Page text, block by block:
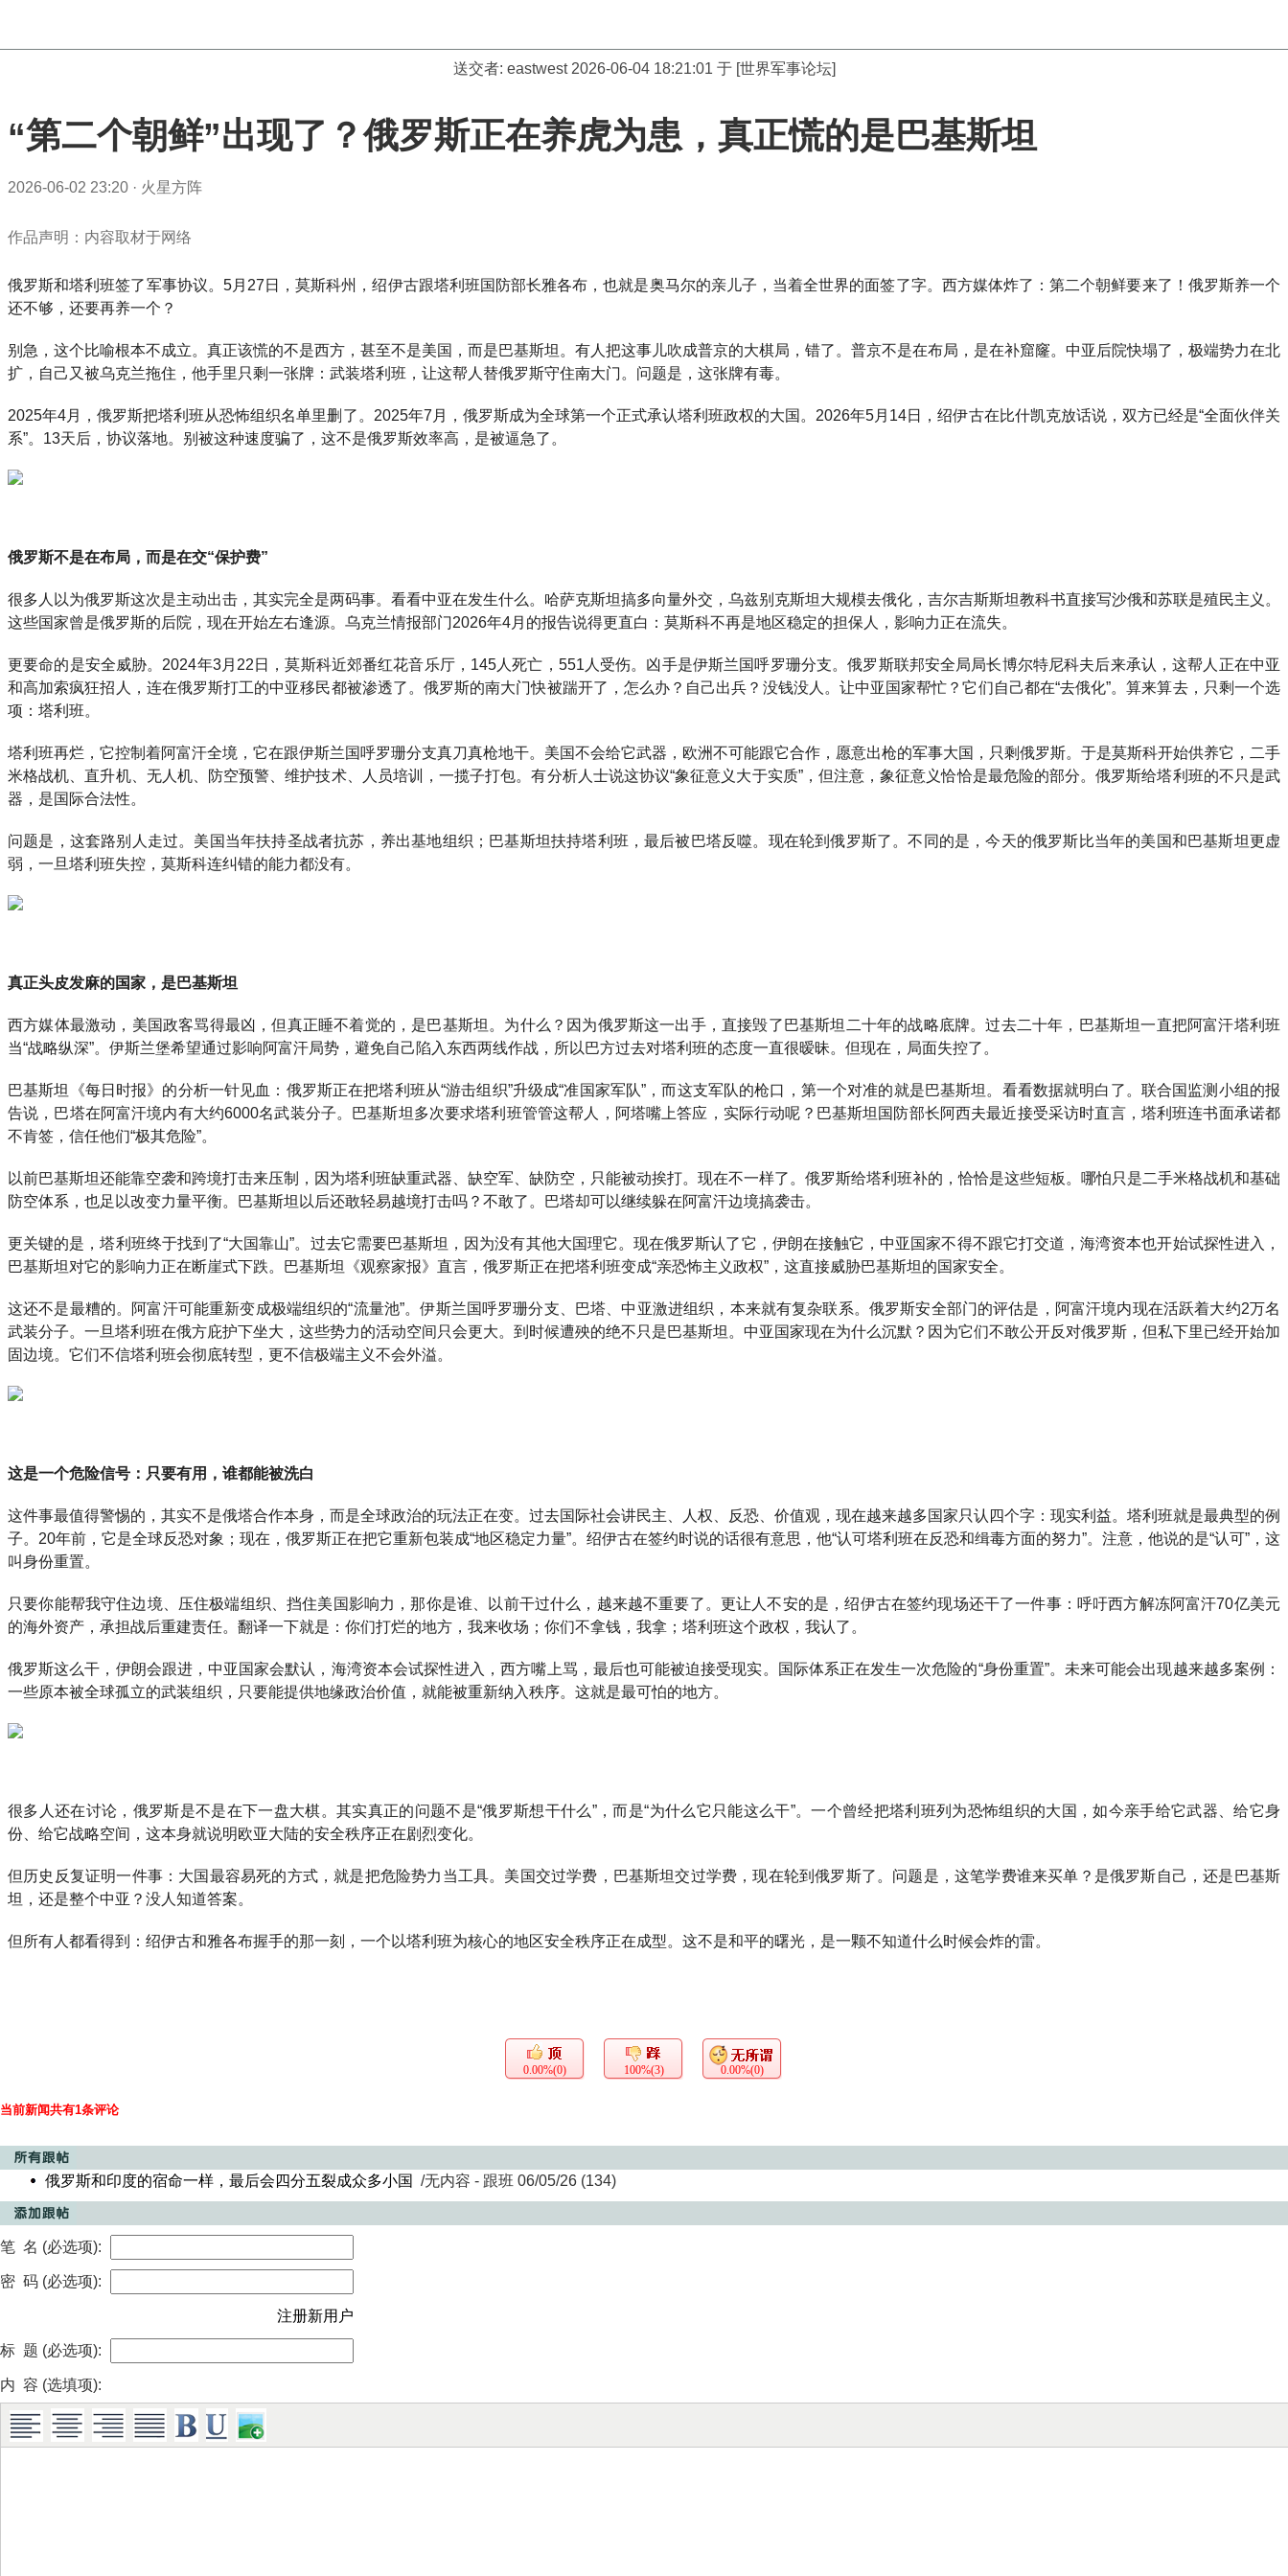
送交者: eastwest2026-06-04 18:21:01 于 [世界军事论坛]
“第二个朝鲜”出现了？俄罗斯正在养虎为患，真正慌的是巴基斯坦
2026-06-02 23:20 · 火星方阵
作品声明：内容取材于网络
俄罗斯和塔利班签了军事协议。5月27日，莫斯科州，绍伊古跟塔利班国防部长雅各布，也就是奥马尔的亲儿子，当着全世界的面签了字。西方媒体炸了：第二个朝鲜要来了！俄罗斯养一个
还不够，还要再养一个？
别急，这个比喻根本不成立。真正该慌的不是西方，甚至不是美国，而是巴基斯坦。有人把这事儿吹成普京的大棋局，错了。普京不是在布局，是在补窟窿。中亚后院快塌了，极端势力在北
扩，自己又被乌克兰拖住，他手里只剩一张牌：武装塔利班，让这帮人替俄罗斯守住南大门。问题是，这张牌有毒。
2025年4月，俄罗斯把塔利班从恐怖组织名单里删了。2025年7月，俄罗斯成为全球第一个正式承认塔利班政权的大国。2026年5月14日，绍伊古在比什凯克放话说，双方已经是“全面伙伴关
系”。13天后，协议落地。别被这种速度骗了，这不是俄罗斯效率高，是被逼急了。
俄罗斯不是在布局，而是在交“保护费”
很多人以为俄罗斯这次是主动出击，其实完全是两码事。看看中亚在发生什么。哈萨克斯坦搞多向量外交，乌兹别克斯坦大规模去俄化，吉尔吉斯斯坦教科书直接写沙俄和苏联是殖民主义。
这些国家曾是俄罗斯的后院，现在开始左右逢源。乌克兰情报部门2026年4月的报告说得更直白：莫斯科不再是地区稳定的担保人，影响力正在流失。
更要命的是安全威胁。2024年3月22日，莫斯科近郊番红花音乐厅，145人死亡，551人受伤。凶手是伊斯兰国呼罗珊分支。俄罗斯联邦安全局局长博尔特尼科夫后来承认，这帮人正在中亚
和高加索疯狂招人，连在俄罗斯打工的中亚移民都被渗透了。俄罗斯的南大门快被踹开了，怎么办？自己出兵？没钱没人。让中亚国家帮忙？它们自己都在“去俄化”。算来算去，只剩一个选
项：塔利班。
塔利班再烂，它控制着阿富汗全境，它在跟伊斯兰国呼罗珊分支真刀真枪地干。美国不会给它武器，欧洲不可能跟它合作，愿意出枪的军事大国，只剩俄罗斯。于是莫斯科开始供养它，二手
米格战机、直升机、无人机、防空预警、维护技术、人员培训，一揽子打包。有分析人士说这协议“象征意义大于实质”，但注意，象征意义恰恰是最危险的部分。俄罗斯给塔利班的不只是武
器，是国际合法性。
问题是，这套路别人走过。美国当年扶持圣战者抗苏，养出基地组织；巴基斯坦扶持塔利班，最后被巴塔反噬。现在轮到俄罗斯了。不同的是，今天的俄罗斯比当年的美国和巴基斯坦更虚
弱，一旦塔利班失控，莫斯科连纠错的能力都没有。
真正头皮发麻的国家，是巴基斯坦
西方媒体最激动，美国政客骂得最凶，但真正睡不着觉的，是巴基斯坦。为什么？因为俄罗斯这一出手，直接毁了巴基斯坦二十年的战略底牌。过去二十年，巴基斯坦一直把阿富汗塔利班
当“战略纵深”。伊斯兰堡希望通过影响阿富汗局势，避免自己陷入东西两线作战，所以巴方过去对塔利班的态度一直很暧昧。但现在，局面失控了。
巴基斯坦《每日时报》的分析一针见血：俄罗斯正在把塔利班从“游击组织”升级成“准国家军队”，而这支军队的枪口，第一个对准的就是巴基斯坦。看看数据就明白了。联合国监测小组的报
告说，巴塔在阿富汗境内有大约6000名武装分子。巴基斯坦多次要求塔利班管管这帮人，阿塔嘴上答应，实际行动呢？巴基斯坦国防部长阿西夫最近接受采访时直言，塔利班连书面承诺都
不肯签，信任他们“极其危险”。
以前巴基斯坦还能靠空袭和跨境打击来压制，因为塔利班缺重武器、缺空军、缺防空，只能被动挨打。现在不一样了。俄罗斯给塔利班补的，恰恰是这些短板。哪怕只是二手米格战机和基础
防空体系，也足以改变力量平衡。巴基斯坦以后还敢轻易越境打击吗？不敢了。巴塔却可以继续躲在阿富汗边境搞袭击。
更关键的是，塔利班终于找到了“大国靠山”。过去它需要巴基斯坦，因为没有其他大国理它。现在俄罗斯认了它，伊朗在接触它，中亚国家不得不跟它打交道，海湾资本也开始试探性进入，
巴基斯坦对它的影响力正在断崖式下跌。巴基斯坦《观察家报》直言，俄罗斯正在把塔利班变成“亲恐怖主义政权”，这直接威胁巴基斯坦的国家安全。
这还不是最糟的。阿富汗可能重新变成极端组织的“流量池”。伊斯兰国呼罗珊分支、巴塔、中亚激进组织，本来就有复杂联系。俄罗斯安全部门的评估是，阿富汗境内现在活跃着大约2万名
武装分子。一旦塔利班在俄方庇护下坐大，这些势力的活动空间只会更大。到时候遭殃的绝不只是巴基斯坦。中亚国家现在为什么沉默？因为它们不敢公开反对俄罗斯，但私下里已经开始加
固边境。它们不信塔利班会彻底转型，更不信极端主义不会外溢。
这是一个危险信号：只要有用，谁都能被洗白
这件事最值得警惕的，其实不是俄塔合作本身，而是全球政治的玩法正在变。过去国际社会讲民主、人权、反恐、价值观，现在越来越多国家只认四个字：现实利益。塔利班就是最典型的例
子。20年前，它是全球反恐对象；现在，俄罗斯正在把它重新包装成“地区稳定力量”。绍伊古在签约时说的话很有意思，他“认可塔利班在反恐和缉毒方面的努力”。注意，他说的是“认可”，这
叫身份重置。
只要你能帮我守住边境、压住极端组织、挡住美国影响力，那你是谁、以前干过什么，越来越不重要了。更让人不安的是，绍伊古在签约现场还干了一件事：呼吁西方解冻阿富汗70亿美元
的海外资产，承担战后重建责任。翻译一下就是：你们打烂的地方，我来收场；你们不拿钱，我拿；塔利班这个政权，我认了。
俄罗斯这么干，伊朗会跟进，中亚国家会默认，海湾资本会试探性进入，西方嘴上骂，最后也可能被迫接受现实。国际体系正在发生一次危险的“身份重置”。未来可能会出现越来越多案例：
一些原本被全球孤立的武装组织，只要能提供地缘政治价值，就能被重新纳入秩序。这就是最可怕的地方。
很多人还在讨论，俄罗斯是不是在下一盘大棋。其实真正的问题不是“俄罗斯想干什么”，而是“为什么它只能这么干”。一个曾经把塔利班列为恐怖组织的大国，如今亲手给它武器、给它身
份、给它战略空间，这本身就说明欧亚大陆的安全秩序正在剧烈变化。
但历史反复证明一件事：大国最容易死的方式，就是把危险势力当工具。美国交过学费，巴基斯坦交过学费，现在轮到俄罗斯了。问题是，这笔学费谁来买单？是俄罗斯自己，还是巴基斯
坦，还是整个中亚？没人知道答案。
但所有人都看得到：绍伊古和雅各布握手的那一刻，一个以塔利班为核心的地区安全秩序正在成型。这不是和平的曙光，是一颗不知道什么时候会炸的雷。
0.00%(0) 100%(3) 0.00%(0)
当前新闻共有1条评论
俄罗斯和印度的宿命一样，最后会四分五裂成众多小国 /无内容 - 跟班 06/05/26 (134)
笔 名 (必选项):
密 码 (必选项):
注册新用户
标 题 (必选项):
内 容 (选填项):